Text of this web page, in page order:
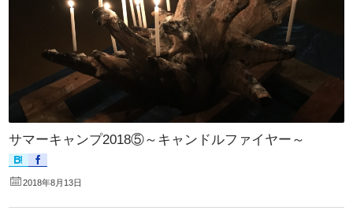
サマーキャンプ2018⑤～キャンドルファイヤー～
2018年8月13日